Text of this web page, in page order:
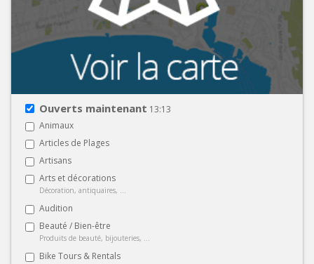
Ouverts maintenant 13:13
Animaux
Articles de Plages
Artisans
Arts et décorations
Décoration, antiquaires, ...
Audition
Beauté / Bien-être
Produits de beauté, bijouteries, ...
Bike Tours & Rentals